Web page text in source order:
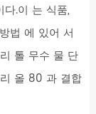
.이 는 식품,
법 에 있어 서
톨 무수 물 단
올 80 과 결합